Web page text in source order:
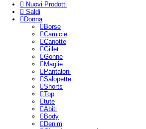
Nuovi Prodotti
Saldi
Donna
Borse
Camicie
Canotte
Gillet
Gonne
Maglie
Pantaloni
Salopette
Shorts
Top
tute
Abiti
Body
Denim